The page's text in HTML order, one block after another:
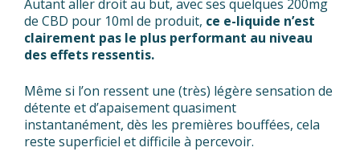
Autant aller droit au but, avec ses quelques 200mg
de CBD pour 10ml de produit, ce e-liquide n’est
clairement pas le plus performant au niveau
des effets ressentis.
Même si l’on ressent une (très) légère sensation de
détente et d’apaisement quasiment
instantanément, dès les premières bouffées, cela
reste superficiel et difficile à percevoir.